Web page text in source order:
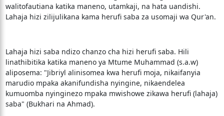
walitofautiana katika maneno, utamkaji, na hata uandishi.
Lahaja hizi zilijulikana kama herufi saba za usomaji wa Qur'an.
Lahaja hizi saba ndizo chanzo cha hizi herufi saba. Hili
linathibitika katika maneno ya Mtume Muhammad (s.a.w)
aliposema: "Jibriyl alinisomea kwa herufi moja, nikaifanyia
marudio mpaka akanifundisha nyingine, nikaendelea
kumuomba nyinginezo mpaka mwishowe zikawa herufi (lahaja)
saba" (Bukhari na Ahmad).